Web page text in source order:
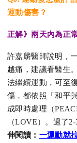
運動傷害？
正解》 兩天內為正
許嘉麟醫師說明，
越痛，建議看醫生
法繼續運動，可至
傷，都依照「和平
成即時處理（
（LOVE）。過了
伸閱讀： 一運動就